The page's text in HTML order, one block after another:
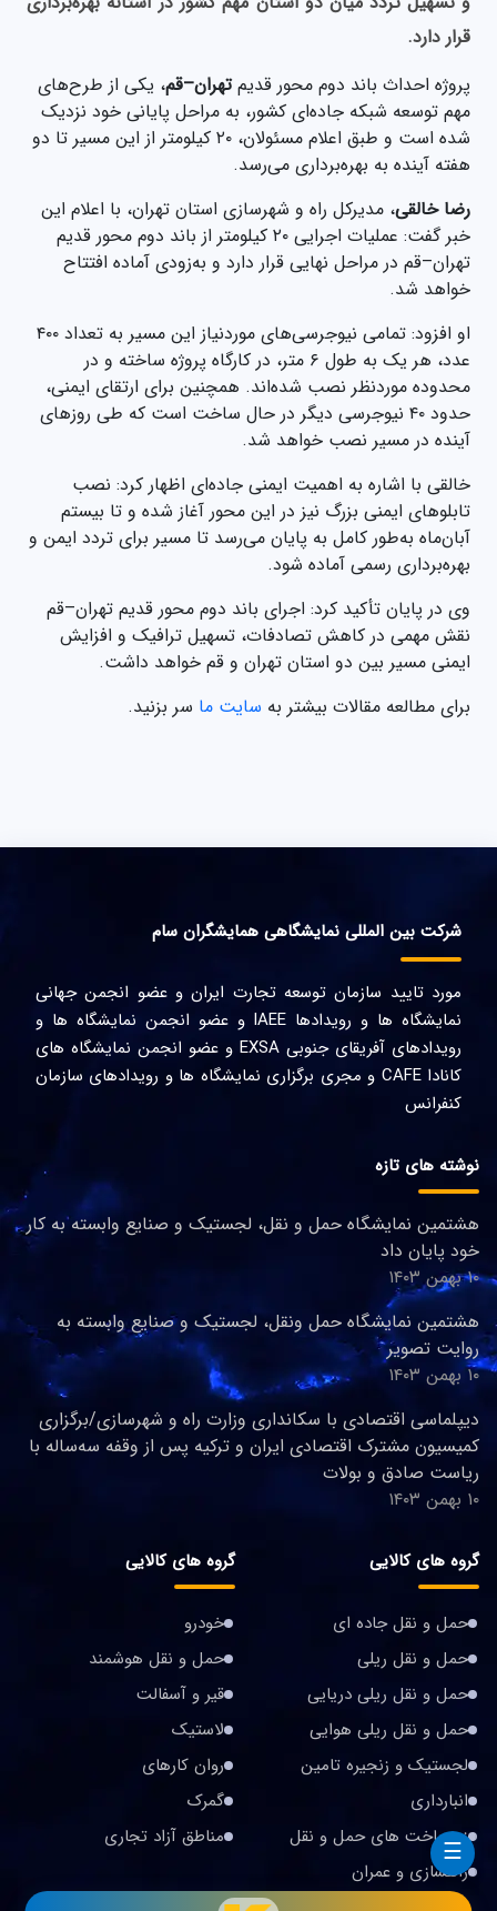
قرار دارد.
پروژه احداث باند دوم محور قدیمتهران–قم، یکی از طرح‌های
مهم توسعه شبکه جاده‌ای کشور، به مراحل پایانی خود نزدیک
شده است و طبق اعلام مسئولان، ۲۰ کیلومتر از این مسیر تا دو
هفته آینده به بهره‌برداری می‌رسد.
رضا خالقی، مدیرکل راه و شهرسازی استان تهران، با اعلام این
خبر گفت: عملیات اجرایی ۲۰ کیلومتر از باند دوم محور قدیم
تهران–قم در مراحل نهایی قرار دارد و به‌زودی آماده افتتاح
خواهد شد.
او افزود: تمامی نیوجرسی‌های موردنیاز این مسیر به تعداد ۴۰۰
عدد، هر یک به طول ۶ متر، در کارگاه پروژه ساخته و در
محدوده موردنظر نصب شده‌اند. همچنین برای ارتقای ایمنی،
حدود ۴۰ نیوجرسی دیگر در حال ساخت است که طی روزهای
آینده در مسیر نصب خواهد شد.
خالقی با اشاره به اهمیت ایمنی جاده‌ای اظهار کرد: نصب
تابلوهای ایمنی بزرگ نیز در این محور آغاز شده و تا بیستم
آبان‌ماه به‌طور کامل به پایان می‌رسد تا مسیر برای تردد ایمن و
بهره‌برداری رسمی آماده شود.
وی در پایان تأکید کرد: اجرای باند دوم محور قدیم تهران–قم
نقش مهمی در کاهش تصادفات، تسهیل ترافیک و افزایش
ایمنی مسیر بین دو استان تهران و قم خواهد داشت.
برای مطالعه مقالات بیشتر به سایت ما سر بزنید.
شرکت بین المللی نمایشگاهی همایشگران سام
مورد تایید سازمان توسعه تجارت ایران و عضو انجمن جهانی
نمایشگاه ها و رویدادها IAEE و عضو انجمن نمایشگاه ها و
رویدادهای آفریقای جنوبی EXSA و عضو انجمن نمایشگاه های
کانادا CAFE و مجری برگزاری نمایشگاه ها و رویدادهای سازمان
کنفرانس
نوشته های تازه
هشتمین نمایشگاه حمل و نقل، لجستیک و صنایع وابسته به کار
خود پایان داد
۱۰ بهمن ۱۴۰۳
هشتمین نمایشگاه حمل ونقل، لجستیک و صنایع وابسته به
روایت تصویر
۱۰ بهمن ۱۴۰۳
دیپلماسی اقتصادی با سکانداری وزارت راه و شهرسازی/برگزاری
کمیسیون مشترک اقتصادی ایران و ترکیه پس از وقفه سه‌ساله با
ریاست صادق و بولات
۱۰ بهمن ۱۴۰۳
گروه های کالایی
حمل و نقل جاده ای
حمل و نقل ریلی
حمل و نقل ریلی دریایی
حمل و نقل ریلی هوایی
لجستیک و زنجیره تامین
انبارداری
زیرساخت های حمل و نقل
راهسازی و عمران
گروه های کالایی
خودرو
حمل و نقل هوشمند
قیر و آسفالت
لاستیک
روان کارهای
گمرک
مناطق آزاد تجاری
☰